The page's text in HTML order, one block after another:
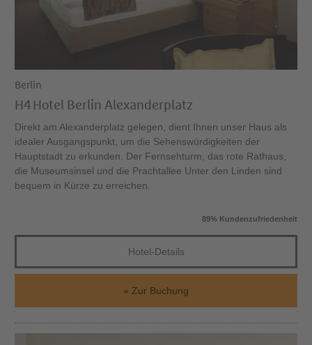
Berlin
H4 Hotel Berlin Alexanderplatz
Direkt am Alexanderplatz gelegen, dient Ihnen unser Haus als
idealer Ausgangspunkt, um die Sehenswürdigkeiten der
Hauptstadt zu erkunden. Der Fernsehturm, das rote Rathaus,
die Museumsinsel und die Prachtallee Unter den Linden sind
bequem in Kürze zu erreichen.
89% Kundenzufriedenheit
Hotel-Details
Zur Buchung